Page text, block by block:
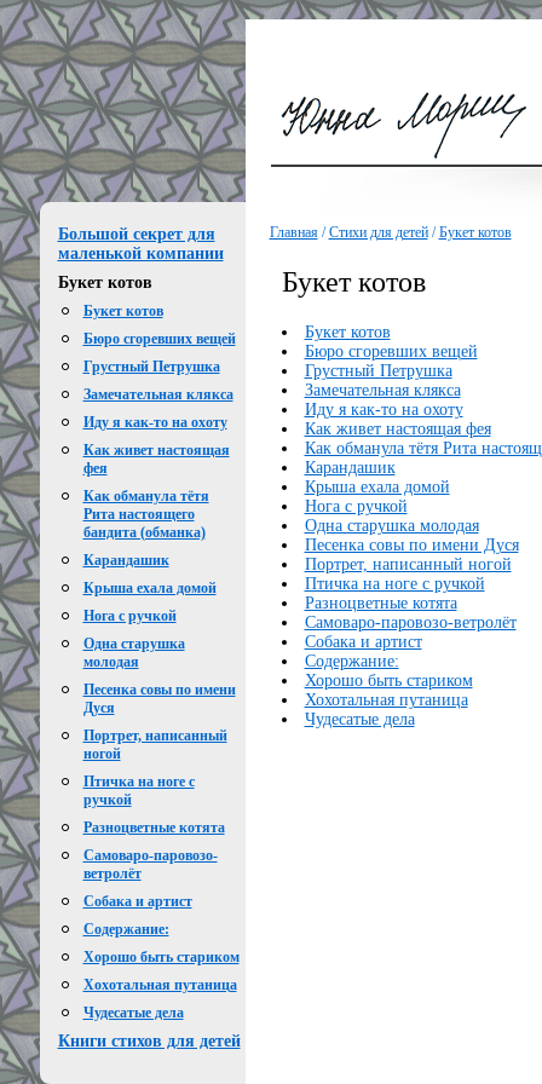
Большой секрет для
маленькой компании
Букет котов
Букет котов
Бюро сгоревших вещей
Грустный Петрушка
Замечательная клякса
Иду я как-то на охоту
Как живет настоящая
фея
Как обманула тётя
Рита настоящего
бандита (обманка)
Карандашик
Крыша ехала домой
Нога с ручкой
Одна старушка
молодая
Песенка совы по имени
Дуся
Портрет, написанный
ногой
Птичка на ноге с
ручкой
Разноцветные котята
Самоваро-паровозо-
ветролёт
Собака и артист
Содержание:
Хорошо быть стариком
Хохотальная путаница
Чудесатые дела
Книги стихов для детей
Главная/Стихи для детей/Букет котов
Букет котов
Букет котов
Бюро сгоревших вещей
Грустный Петрушка
Замечательная клякса
Иду я как-то на охоту
Как живет настоящая фея
Как обманула тётя Рита
Карандашик
Крыша ехала домой
Нога с ручкой
Одна старушка молодая
Песенка совы по имени Дуся
Портрет, написанный ногой
Птичка на ноге с ручкой
Разноцветные котята
Самоваро-паровозо-ветролёт
Собака и артист
Содержание:
Хорошо быть стариком
Хохотальная путаница
Чудесатые дела